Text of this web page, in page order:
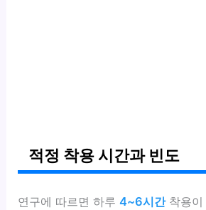
적정 착용 시간과 빈도
연구에 따르면 하루4~6시간착용이